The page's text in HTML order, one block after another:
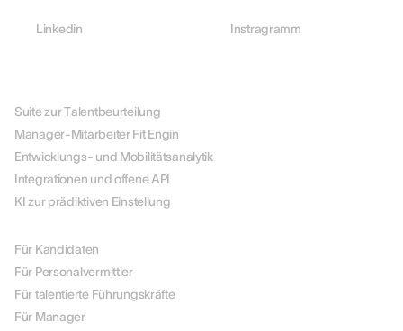
Linkedin Instragramm
Suite zur Talentbeurteilung
Manager-Mitarbeiter Fit Engin
Entwicklungs- und Mobilitätsanalytik
Integrationen und offene API
KI zur prädiktiven Einstellung
Für Kandidaten
Für Personalvermittler
Für talentierte Führungskräfte
Für Manager